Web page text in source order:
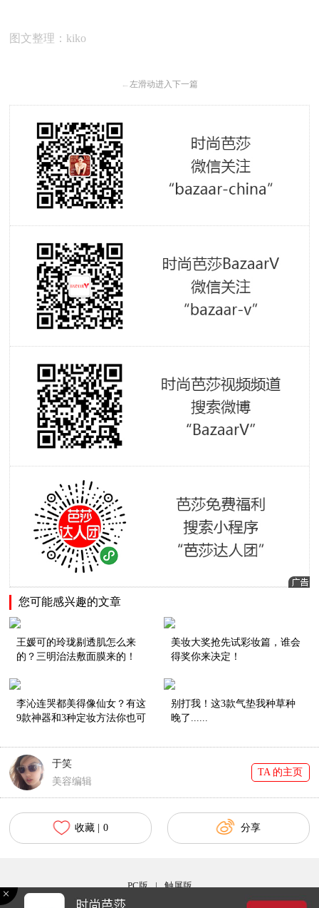
图文整理：kiko
← 左滑动进入下一篇
您可能感兴趣的文章
王媛可的玲珑剔透肌怎么来
的？三明治法敷面膜来的！
美妆大奖抢先试彩妆篇，谁会
得奖你来决定！
李沁连哭都美得像仙女？有这
9款神器和3种定妆方法你也可
别打我！这3款气垫我种草种
晚了......
于笑
美容编辑
TA 的主页
收藏 | 0 分享
PC版 | 触屏版